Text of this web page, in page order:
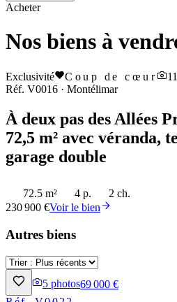
Acheter
Nos biens à
Exclusivité Coup de cœur 11
Réf. V0016 · Montélimar
À deux pas des Allées
72,5 m² avec véranda,
garage double
72.5 m² 4 p.
2 ch.
230 900 €Voir le bien
Autres biens
5 photos69 000 €